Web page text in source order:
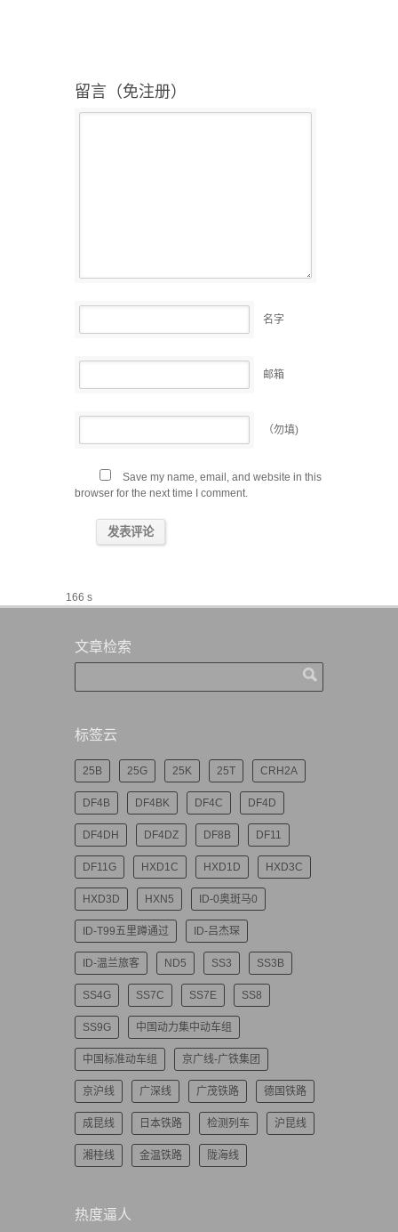
留言（免注册）
名字
邮箱
（勿填)
Save my name, email, and website in this
browser for the next time I comment.
166 s
文章检索
标签云
25B 25G 25K 25T CRH2A
DF4B DF4BK DF4C DF4D
DF4DH DF4DZ DF8B DF11
DF11G HXD1C HXD1D HXD3C
HXD3D HXN5 ID-0奥斑马0
ID-T99五里蹲通过 ID-吕杰琛
ID-温兰旅客 ND5 SS3 SS3B
SS4G SS7C SS7E SS8
SS9G 中国动力集中动车组
中国标准动车组 京广线-广铁集团
京沪线 广深线 广茂铁路 德国铁路
成昆线 日本铁路 检测列车 沪昆线
湘桂线 金温铁路 陇海线
热度逼人